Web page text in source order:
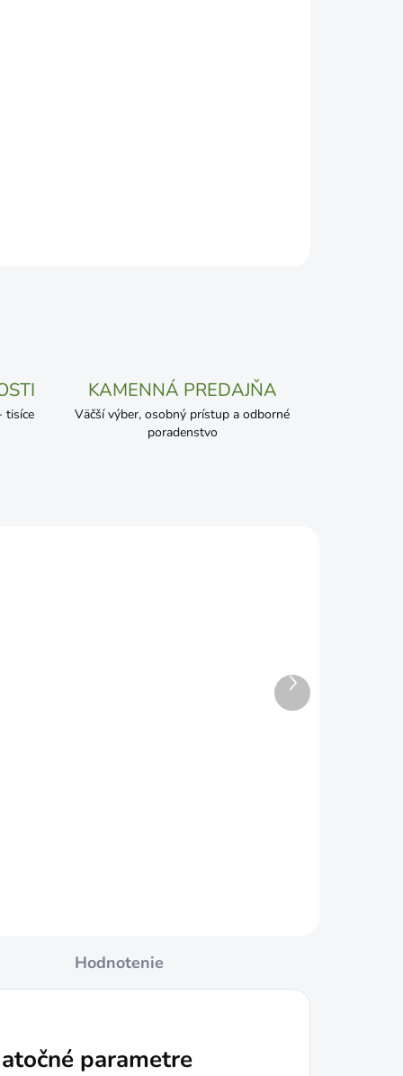
tisíce
KAMENNÁ PREDAJŇA
Väčší výber, osobný prístup a odborné
poradenstvo
Ďalší
produkt
Hodnotenie
parametre